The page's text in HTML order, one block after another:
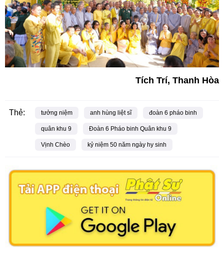
Tích Trí, Thanh Hòa
Thẻ: tưởng niệm anh hùng liệt sĩ đoàn 6 pháo binh
quân khu 9 Đoàn 6 Pháo binh Quân khu 9
Vịnh Chèo kỷ niệm 50 năm ngày hy sinh